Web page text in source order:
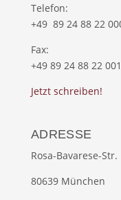
Telefon:
+49 89 24 88 22
Fax:
+49 89 24 88 22 001
Jetzt schreiben!
ADRESSE
Rosa-Bavarese-Str.
80639 München